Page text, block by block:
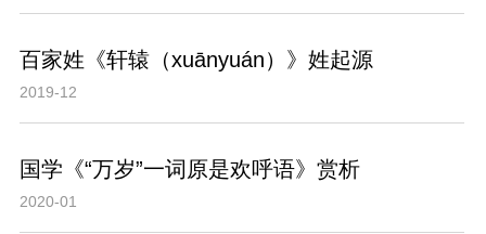
百家姓《轩辕（xuānyuán）》姓起源
2019-12
国学《“万岁”一词原是欢呼语》赏析
2020-01